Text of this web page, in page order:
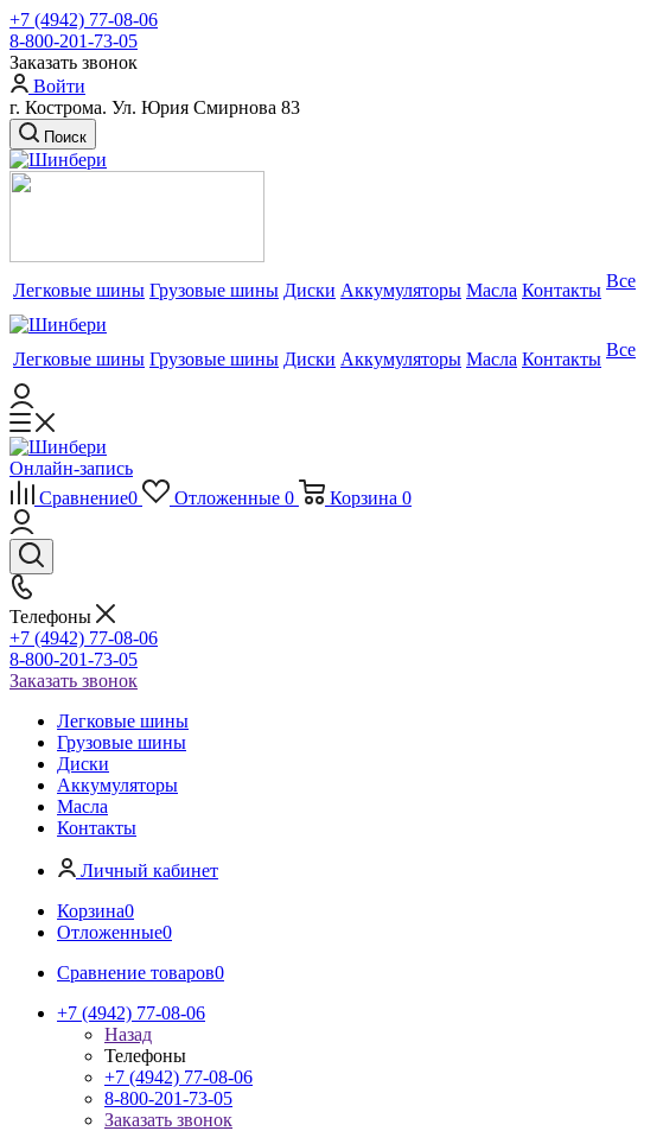
+7 (4942) 77-08-06
8-800-201-73-05
Заказать звонок
Войти
г. Кострома. Ул. Юрия Смирнова 83
Поиск
Легковые шины Грузовые шины Диски Аккумуляторы Масла Контакты Все
Легковые шины Грузовые шины Диски Аккумуляторы Масла Контакты Все
Онлайн-запись
Сравнение0 Отложенные 0 Корзина 0
Телефоны
+7 (4942) 77-08-06
8-800-201-73-05
Заказать звонок
Легковые шины
Грузовые шины
Диски
Аккумуляторы
Масла
Контакты
Личный кабинет
Корзина0
Отложенные0
Сравнение товаров0
+7 (4942) 77-08-06
Назад
Телефоны
+7 (4942) 77-08-06
8-800-201-73-05
Заказать звонок